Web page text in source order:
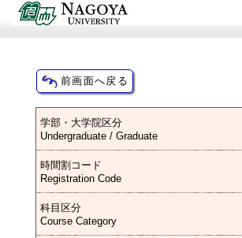
学部・大学院区分
Undergraduate / Graduate
時間割コード
Registration Code
科目区分
Course Category